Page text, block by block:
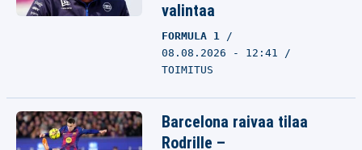
valintaa
FORMULA 1
08.08.2026 - 12:41
TOIMITUS
Barcelona raivaa tilaa
Rodrille –